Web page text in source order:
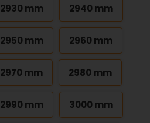
2930 mm 2940 mm
2950 mm 2960 mm
2970 mm 2980 mm
2990 mm 3000 mm